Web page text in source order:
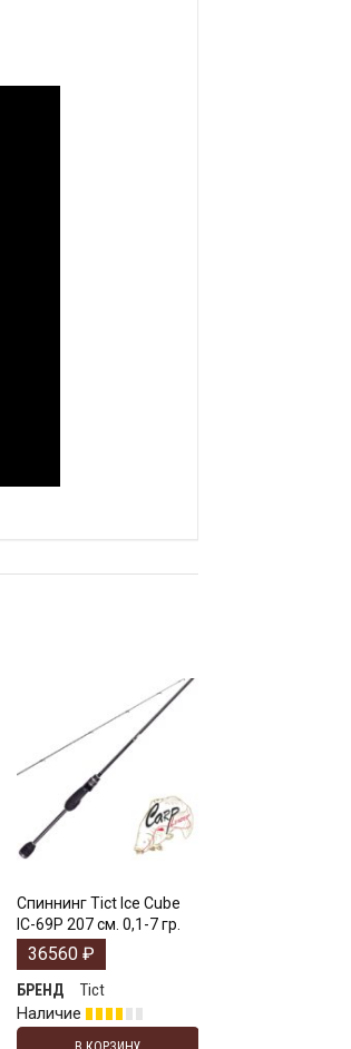
Спиннинг Tict Ice Cube
IC-69P 207 см. 0,1-7 гр.
36560₽
БРЕНД
Tict
Наличие